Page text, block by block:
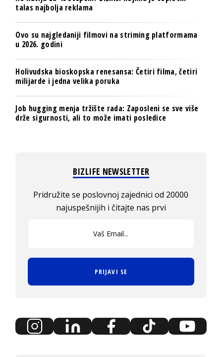
talas najbolja reklama
Ovo su najgledaniji filmovi na striming platformama
u 2026. godini
Holivudska bioskopska renesansa: Četiri filma, četiri
milijarde i jedna velika poruka
Job hugging menja tržište rada: Zaposleni se sve više
drže sigurnosti, ali to može imati posledice
BIZLIFE NEWSLETTER
Pridružite se poslovnoj zajednici od 20000
najuspešnijih i čitajte nas prvi
PRIJAVI SE